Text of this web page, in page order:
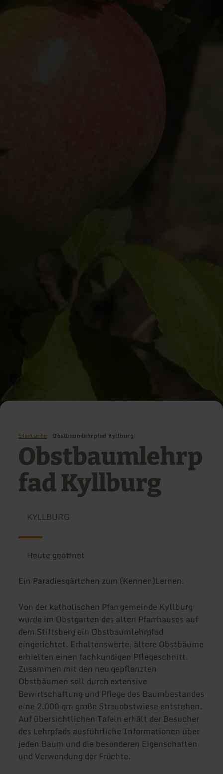
Startseite Obstbaumlehrpfad Kyllburg
Obstbaumlehrp
fad Kyllburg
KYLLBURG
Heute geöffnet
Ein Paradiesgärtchen zum (Kennen)Lernen.
Von der katholischen Pfarrgemeinde Kyllburg
wurde im Obstgarten des alten Pfarrhauses auf
dem Stiftsberg ein Obstbaumlehrpfad
eingerichtet. Erhaltenswerte, ältere Obstbäume
erhielten einen fachkundigen Pflegeschnitt.
Zusammen mit den neu gepflanzten
Obstbäumen soll durch extensive
Bewirtschaftung und Pflege des Baumbestandes
eine 2.000 qm große Streuobstwiese entstehen.
Auf übersichtlichen Tafeln erhält der Besucher
des Lehrpfads ausführliche Informationen über
jeden Baum und die besonderen Eigenschaften
und Verwendung der Früchte.